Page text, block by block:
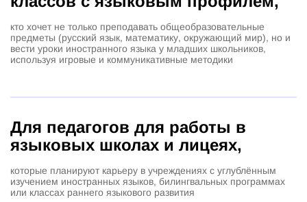
кто хочет не только преподавать общеобразовательные
предметы (русский язык, математику, окружающий мир), но и
вести уроки иностранного языка у младших школьников,
используя игровые и коммуникативные методики
Для педагогов для работы в
языковых школах и лицеях,
которые планируют карьеру в учреждениях с углублённым
изучением иностранных языков, билингвальных программах
или классах раннего языкового развития